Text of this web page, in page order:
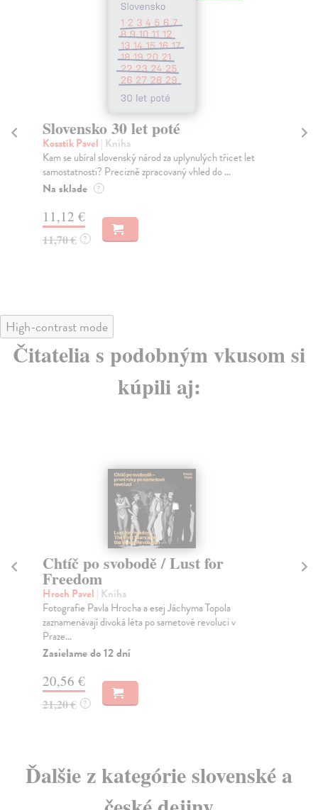
Slovensko 30 let poté
Kosatík Pavel | Kniha
Kam se ubíral slovenský národ za uplynulých třicet let
samostatnosti? Precizně zpracovaný vhled do ...
Na sklade ?
11,12 €
11,70 € ?
High-contrast mode
Čitatelia s podobným vkusom si
kúpili aj:
Chtíč po svobodě / Lust for
Freedom
Hroch Pavel | Kniha
Fotografie Pavla Hrocha a esej Jáchyma Topola
zaznamenávají divoká léta po sametové revoluci v
Praze...
Zasielame do 12 dní
20,56 €
21,20 € ?
Ďalšie z kategórie slovenské a